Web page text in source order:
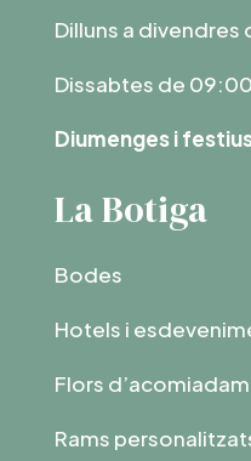
Dilluns a
Dissabtes de
Diumenges i
La Botiga
Bodes
Hotels i
Flors
Rams